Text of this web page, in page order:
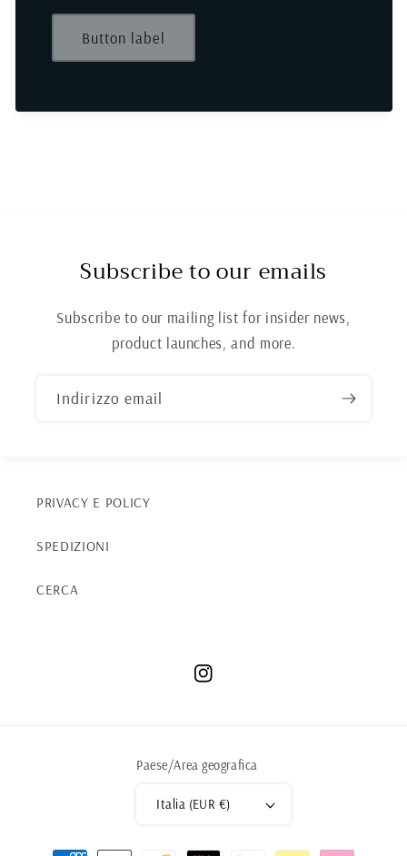
Button label
Subscribe to our emails
Subscribe to our mailing list for insider news,
product launches, and more.
Indirizzo email
PRIVACY E POLICY
SPEDIZIONI
CERCA
Instagram
Paese/Area geografica
Italia (EUR €)
Metodi